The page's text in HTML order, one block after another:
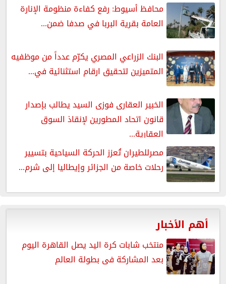
محافظ أسيوط: رفع كفاءة منظومة الإنارة
العامة بقرية البربا في صدفا ضمن...
البنك الزراعي المصري يكرّم عدداً من موظفيه
المتميزين لتحقيق ارقام استثنائية في...
الخبير العقارى فوزى السيد يطالب بإصدار
قانون اتحاد المطورين لإنقاذ السوق
العقارية...
مصرللطيران تُعزز الحركة السياحية بتسيير
رحلات خاصة من الجزائر وإيطاليا إلى شرم...
أهم الأخبار
منتخب شابات كرة اليد يصل القاهرة اليوم
بعد المشاركة فى بطولة العالم